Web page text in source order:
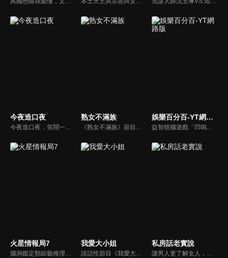
今夜造口夜
今夜造口夜，笑鬧一整夜。以網路自製嘲諷節目走紅、在網路擁有廣大支持群眾和影響力的主播「視網膜」，藉此一揉合綜藝與喜劇之談話性節目，帶觀眾以輕鬆之方式，瞭解時下最熱門、最能引起共鳴的社會議題、現象和人物。 多元的切入角度、最輕鬆易懂的議題剖析、言論尺度不設限！
熟女不滿族
《熟女不滿族》節目主題均有關25-49歲的未婚女性，這些熟女們漂亮卻擔心嫁不出去，獨立卻希望有人疼，最怕寂寞，只能用工作填滿時間，她們是最矛盾最不滿足的一群人。
娛樂百分百-YT網路版
益智燒腦遊戲「凹嗚狼人殺」激發你的邏輯推理能力，偶像巨星雲集，全球娛樂資訊，一手掌握不脫節！2025全新升級改版，盡在《娛樂百分百-YT網路版》！
火星情報局7
腦洞鑑定類綜藝推理脫口秀，陣容為薛之謙、大張偉、楊迪、劉維、黃子弘凡、黃聖依、龐博等…節目圍繞著當下熱梗熱點、觀眾的興趣點、共鳴點展開故事；火星特工廣發英雄帖正面對撞，迎戰近年最出圈、最有趣、最敢說的廠牌大咖們。真金不怕火煉！一場席卷全網的廠牌巔峰之戰即將展開！
我愛大小姐
談話性節目《我愛大小姐》是由吳淡如、林慧萍主持的一檔談話性節目，講訴女人間的那些事。
私房話老實說
讓男人更了解女人，女人更了解自己 ，揭密女性私房話，讓療癒專家教你更愛自己！由于美人和納豆攜手主持，更多你想知道的女性私密話題都在《私房話老實說》。